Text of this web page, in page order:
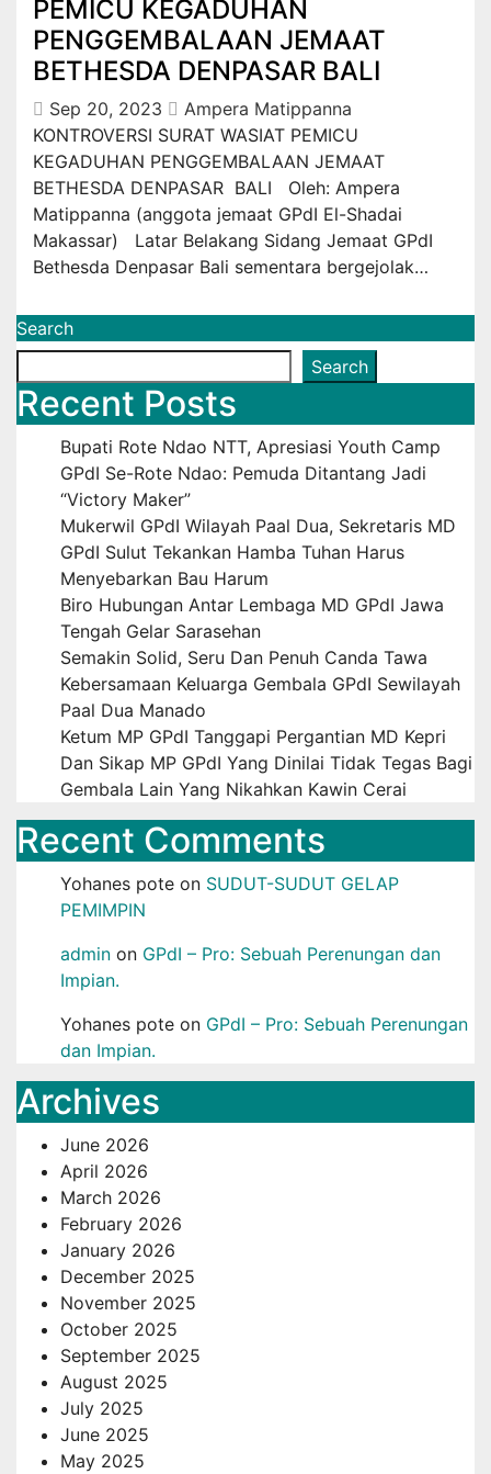
PEMICU KEGADUHAN
PENGGEMBALAAN JEMAAT
BETHESDA DENPASAR BALI
Sep 20, 2023
Ampera Matippanna
KONTROVERSI SURAT WASIAT PEMICU
KEGADUHAN PENGGEMBALAAN JEMAAT
BETHESDA DENPASAR BALI Oleh: Ampera
Matippanna (anggota jemaat GPdI El-Shadai
Makassar) Latar Belakang Sidang Jemaat GPdI
Bethesda Denpasar Bali sementara bergejolak…
Search
Search
Recent Posts
Bupati Rote Ndao NTT, Apresiasi Youth Camp
GPdI Se-Rote Ndao: Pemuda Ditantang Jadi
“Victory Maker”
Mukerwil GPdI Wilayah Paal Dua, Sekretaris MD
GPdI Sulut Tekankan Hamba Tuhan Harus
Menyebarkan Bau Harum
Biro Hubungan Antar Lembaga MD GPdI Jawa
Tengah Gelar Sarasehan
Semakin Solid, Seru Dan Penuh Canda Tawa
Kebersamaan Keluarga Gembala GPdI Sewilayah
Paal Dua Manado
Ketum MP GPdI Tanggapi Pergantian MD Kepri
Dan Sikap MP GPdI Yang Dinilai Tidak Tegas Bagi
Gembala Lain Yang Nikahkan Kawin Cerai
Recent Comments
Yohanes pote on SUDUT-SUDUT GELAP
PEMIMPIN
admin on GPdI – Pro: Sebuah Perenungan dan
Impian.
Yohanes pote on GPdI – Pro: Sebuah Perenungan
dan Impian.
Archives
June 2026
April 2026
March 2026
February 2026
January 2026
December 2025
November 2025
October 2025
September 2025
August 2025
July 2025
June 2025
May 2025